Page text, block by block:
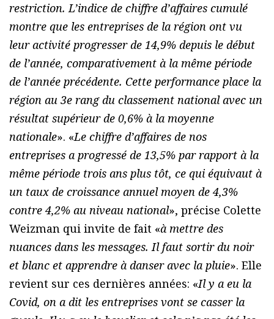
restriction. L’indice de chiffre d’affaires cumulé
montre que les entreprises de la région ont vu
leur activité progresser de 14,9% depuis le début
de l’année, comparativement à la même période
de l’année précédente. Cette performance place la
région au 3e rang du classement national avec un
résultat supérieur de 0,6% à la moyenne
nationale». «Le chiffre d’affaires de nos
entreprises a progressé de 13,5% par rapport à la
même période trois ans plus tôt, ce qui équivaut à
un taux de croissance annuel moyen de 4,3%
contre 4,2% au niveau national», précise Colette
Weizman qui invite de fait «à mettre des
nuances dans les messages. Il faut sortir du noir
et blanc et apprendre à danser avec la pluie». Elle
revient sur ces dernières années: «Il y a eu la
Covid, on a dit les entreprises vont se casser la